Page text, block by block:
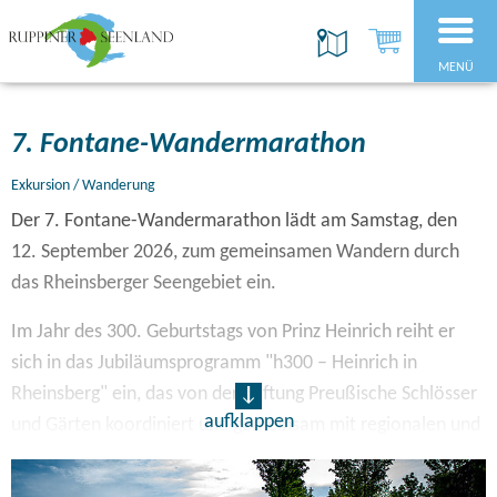
MENÜ
7. Fontane-Wandermarathon
Exkursion / Wanderung
Der 7. Fontane-Wandermarathon lädt am Samstag, den
12. September 2026, zum gemeinsamen Wandern durch
das Rheinsberger Seengebiet ein.
Im Jahr des 300. Geburtstags von Prinz Heinrich reiht er
sich in das Jubiläumsprogramm "h300 – Heinrich in
Rheinsberg" ein, das von der Stiftung Preußische Schlösser
und Gärten koordiniert und gemeinsam mit regionalen und
überregionalen Partnern umgesetzt wird, um die
Bedeutung des preußischen Prinzen Heinrichs für
aufklappen